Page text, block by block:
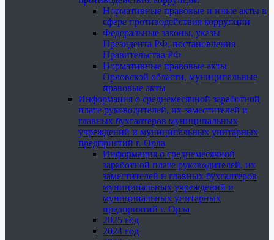
Нормативные правовые и иные акты в
сфере противодействия коррупции
Федеральные законы, указы
Президента РФ, постановления
Правительства РФ
Нормативные правовые акты
Орловской области, муниципальные
правовые акты
Информация о среднемесячной заработной
плате руководителей, их заместителей и
главных бухгалтеров муниципальных
учреждений и муниципальных унитарных
предприятий г. Орла
Информация о среднемесячной
заработной плате руководителей, их
заместителей и главных бухгалтеров
муниципальных учреждений и
муниципальных унитарных
предприятий г. Орла
2025 год
2024 год